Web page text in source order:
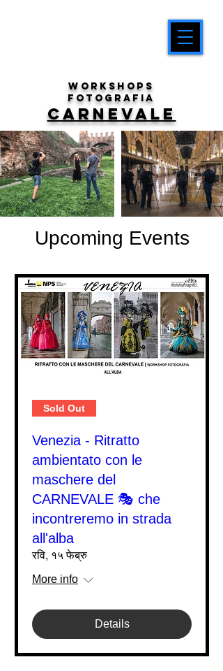
workshops
fotografia
carnevale
Upcoming Events
Sold Out
Venezia - Ritratto
ambientato con le
maschere del
CARNEVALE 🎭 che
incontreremo in strada
all'alba
रवि, १५ फेब्रु
More info
Details